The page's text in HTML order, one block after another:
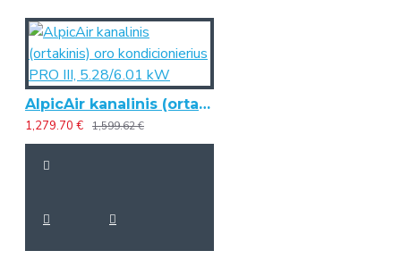
AlpicAir kanalinis (ortakinis) oro kondicionierius PRO III, 5.28/6.01 kW
1,279.70 € 1,599.62 €